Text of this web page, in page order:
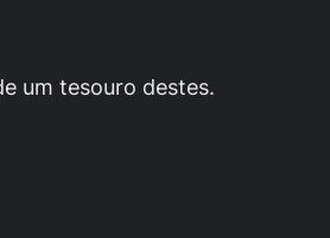
um tesouro destes.